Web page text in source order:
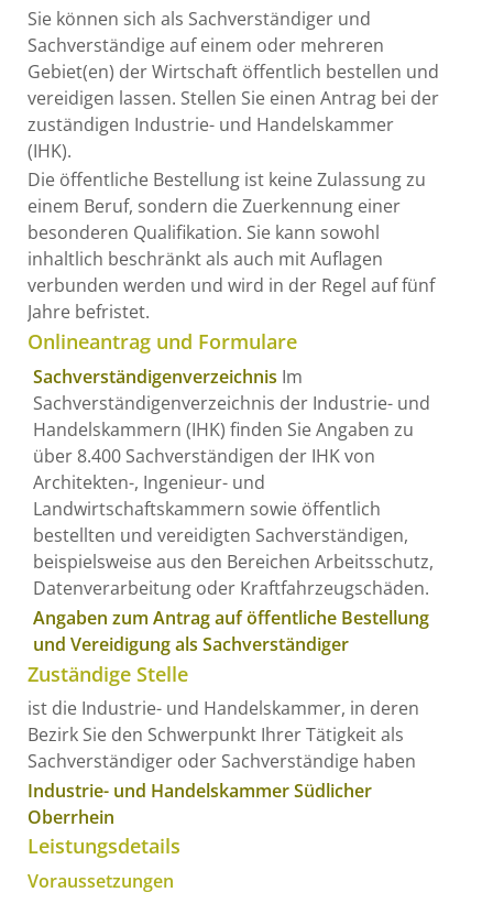
Sie können sich als Sachverständiger und
Sachverständige auf einem oder mehreren
Gebiet(en) der Wirtschaft öffentlich bestellen und
vereidigen lassen. Stellen Sie einen Antrag bei der
zuständigen Industrie- und Handelskammer
(IHK).
Die öffentliche Bestellung ist keine Zulassung zu
einem Beruf, sondern die Zuerkennung einer
besonderen Qualifikation. Sie kann sowohl
inhaltlich beschränkt als auch mit Auflagen
verbunden werden und wird in der Regel auf fünf
Jahre befristet.
Onlineantrag und Formulare
Sachverständigenverzeichnis Im
Sachverständigenverzeichnis der Industrie- und
Handelskammern (IHK) finden Sie Angaben zu
über 8.400 Sachverständigen der IHK von
Architekten-, Ingenieur- und
Landwirtschaftskammern sowie öffentlich
bestellten und vereidigten Sachverständigen,
beispielsweise aus den Bereichen Arbeitsschutz,
Datenverarbeitung oder Kraftfahrzeugschäden.
Angaben zum Antrag auf öffentliche Bestellung
und Vereidigung als Sachverständiger
Zuständige Stelle
ist die Industrie- und Handelskammer, in deren
Bezirk Sie den Schwerpunkt Ihrer Tätigkeit als
Sachverständiger oder Sachverständige haben
Industrie- und Handelskammer Südlicher
Oberrhein
Leistungsdetails
Voraussetzungen